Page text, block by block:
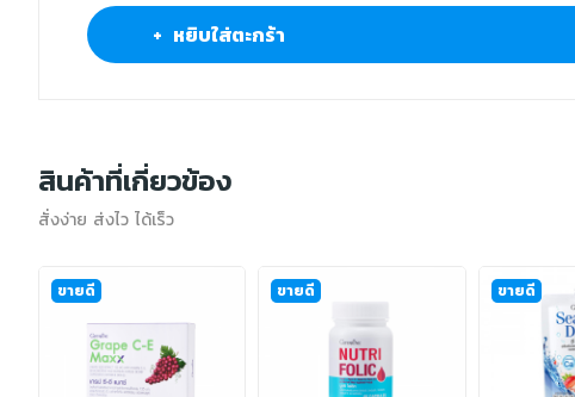
+ หยิบใส่ตะกร้า
สินค้าที่เกี่ยวข้อง
สั่งง่าย ส่งไว ได้เร็ว
ขายดี ขายดี ขายดี